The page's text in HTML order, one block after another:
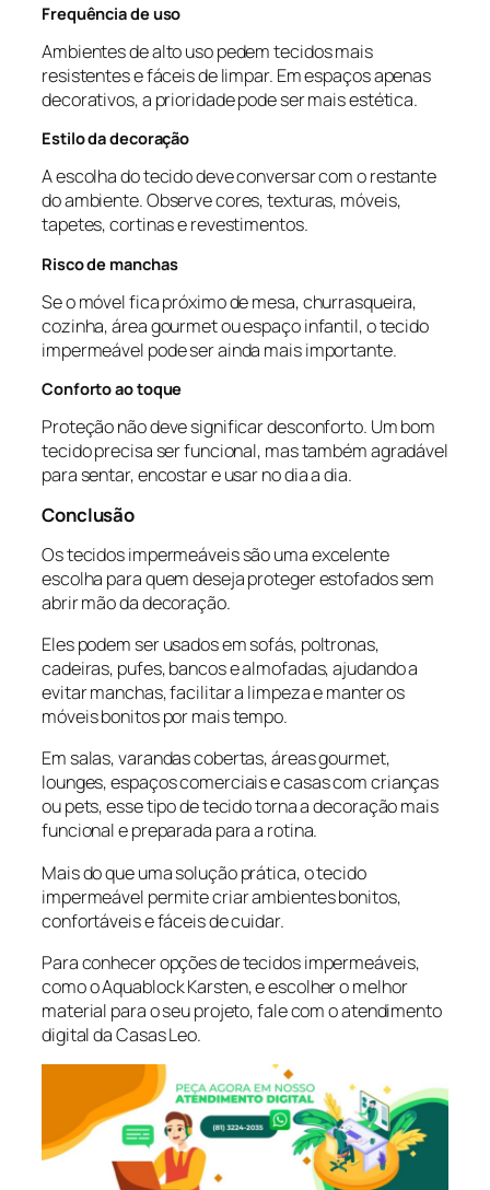
Frequência de uso
Ambientes de alto uso pedem tecidos mais
resistentes e fáceis de limpar. Em espaços apenas
decorativos, a prioridade pode ser mais estética.
Estilo da decoração
A escolha do tecido deve conversar com o restante
do ambiente. Observe cores, texturas, móveis,
tapetes, cortinas e revestimentos.
Risco de manchas
Se o móvel fica próximo de mesa, churrasqueira,
cozinha, área gourmet ou espaço infantil, o tecido
impermeável pode ser ainda mais importante.
Conforto ao toque
Proteção não deve significar desconforto. Um bom
tecido precisa ser funcional, mas também agradável
para sentar, encostar e usar no dia a dia.
Conclusão
Os tecidos impermeáveis são uma excelente
escolha para quem deseja proteger estofados sem
abrir mão da decoração.
Eles podem ser usados em sofás, poltronas,
cadeiras, pufes, bancos e almofadas, ajudando a
evitar manchas, facilitar a limpeza e manter os
móveis bonitos por mais tempo.
Em salas, varandas cobertas, áreas gourmet,
lounges, espaços comerciais e casas com crianças
ou pets, esse tipo de tecido torna a decoração mais
funcional e preparada para a rotina.
Mais do que uma solução prática, o tecido
impermeável permite criar ambientes bonitos,
confortáveis e fáceis de cuidar.
Para conhecer opções de tecidos impermeáveis,
como o Aquablock Karsten, e escolher o melhor
material para o seu projeto, fale com o atendimento
digital da Casas Leo.